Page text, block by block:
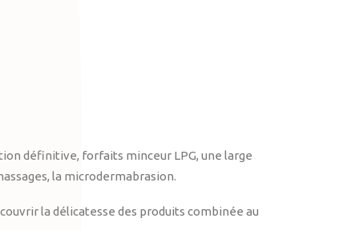
définitive, forfaits minceur LPG, une large
la microdermabrasion.
la délicatesse des produits combinée au